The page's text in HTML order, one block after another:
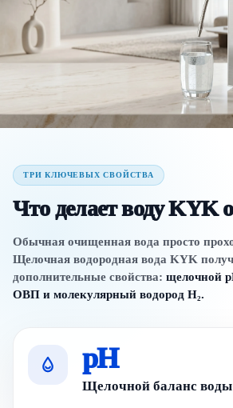
ТРИ КЛЮЧЕВЫХ СВОЙСТВА
Что делает воду KYK
Обычная очищенная вода просто
Щелочная водородная вода KYK
дополнительные свойства: щелочной
ОВП и молекулярный водород H₂.
pH
Щелочной баланс воды